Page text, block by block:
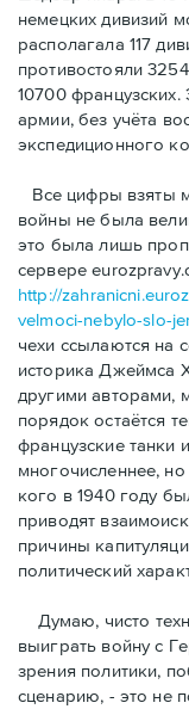
немецких дивизий
располагала 117
противостояли
10700
армии, без учёта
экспедиционного
Bсе цифры взяты
войны не была
это была лишь
сервере
http://
velmoci-nebylo-slo-
чехи ссылаются на
историка Джеймса
другими авторами,
порядок остаётся
французские танки
многочисленнее,
кого в 1940 году
приводят
причины
политический
Думаю, чисто
выиграть войну с
зрения политики,
сценарию, - это не